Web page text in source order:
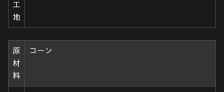
工
地
原
材
料
コーン